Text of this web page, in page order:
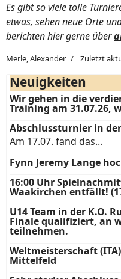
Es gibt so viele tolle
etwas, sehen neue Orte
berichten hier gerne über
Merle, Alexander Zuletzt
Neuigkeiten
Wir gehen in die
Training am 31.07.26,
Abschlussturnier in
Am 17.07. fand das...
Fynn Jeremy Lange
16:00 Uhr
Waakirchen entfällt!
U14 Team in der K.O.
Finale qualifiziert, an
teilnehmen.
Weltmeisterschaft
Mittelfeld